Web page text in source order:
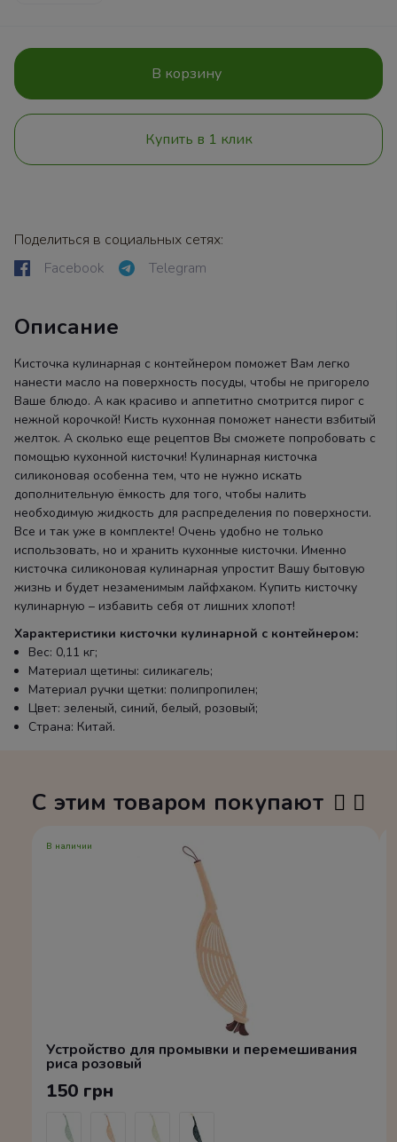
В корзину
Купить в 1 клик
Поделиться в социальных сетях:
Facebook
Telegram
Описание
Кисточка кулинарная с контейнером поможет Вам легко
нанести масло на поверхность посуды, чтобы не пригорело
Ваше блюдо. А как красиво и аппетитно смотрится пирог с
нежной корочкой! Кисть кухонная поможет нанести взбитый
желток. А сколько еще рецептов Вы сможете попробовать с
помощью кухонной кисточки! Кулинарная кисточка
силиконовая особенна тем, что не нужно искать
дополнительную ёмкость для того, чтобы налить
необходимую жидкость для распределения по поверхности.
Все и так уже в комплекте! Очень удобно не только
использовать, но и хранить кухонные кисточки. Именно
кисточка силиконовая кулинарная упростит Вашу бытовую
жизнь и будет незаменимым лайфхаком. Купить кисточку
кулинарную – избавить себя от лишних хлопот!
Характеристики кисточки кулинарной с контейнером:
Вес: 0,11 кг;
Материал щетины: силикагель;
Материал ручки щетки: полипропилен;
Цвет: зеленый, синий, белый, розовый;
Страна: Китай.
С этим товаром покупают
В наличии
Устройство для промывки и перемешивания
риса розовый
150 грн